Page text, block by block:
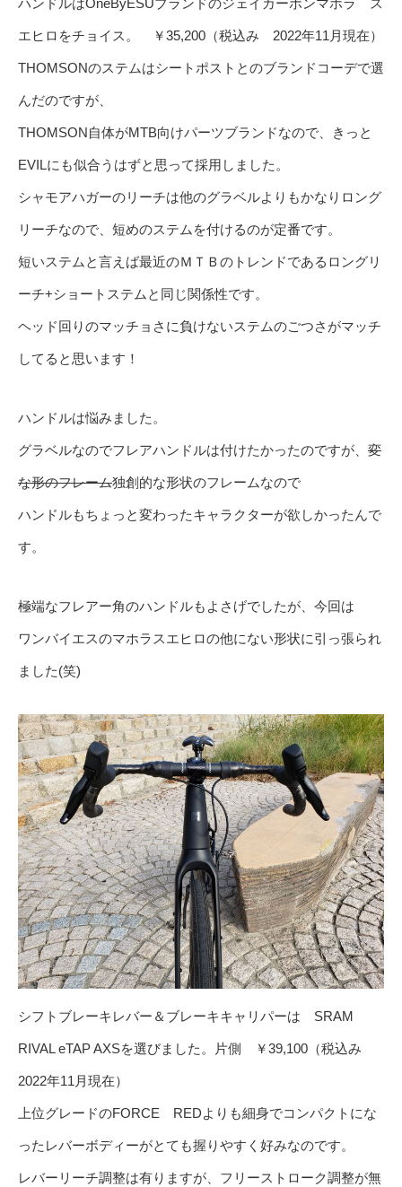
ハンドルはOneByESUブランドのジェイカーボンマホラ ス
エヒロをチョイス。 ￥35,200（税込み 2022年11月現在）
THOMSONのステムはシートポストとのブランドコーデで選
んだのですが、
THOMSON自体がMTB向けパーツブランドなので、きっと
EVILにも似合うはずと思って採用しました。
シャモアハガーのリーチは他のグラベルよりもかなりロング
リーチなので、短めのステムを付けるのが定番です。
短いステムと言えば最近のＭＴＢのトレンドであるロングリ
ーチ+ショートステムと同じ関係性です。
ヘッド回りのマッチョさに負けないステムのごつさがマッチ
してると思います！
ハンドルは悩みました。
グラベルなのでフレアハンドルは付けたかったのですが、 変
な形のフレーム独創的な形状のフレームなので
ハンドルもちょっと変わったキャラクターが欲しかったんで
す。
極端なフレアー角のハンドルもよさげでしたが、今回は
ワンバイエスのマホラスエヒロの他にない形状に引っ張られ
ました(笑)
シフトブレーキレバー＆ブレーキキャリパーは SRAM
RIVAL eTAP AXSを選びました。片側 ￥39,100（税込み
2022年11月現在）
上位グレードのFORCE REDよりも細身でコンパクトにな
ったレバーボディーがとても握りやすく好みなのです。
レバーリーチ調整は有りますが、フリーストローク調整が無